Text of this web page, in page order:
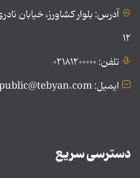
آدرس: بلوار کشاورز، خیابان
۱۲
تلفن: ۰۲۱۸۱۲۰۰۰۰۰
ایمیل: public@tebyan.com
دسترسی سریع